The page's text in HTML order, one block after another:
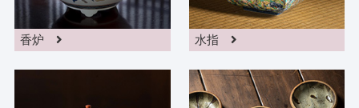
香炉 水指